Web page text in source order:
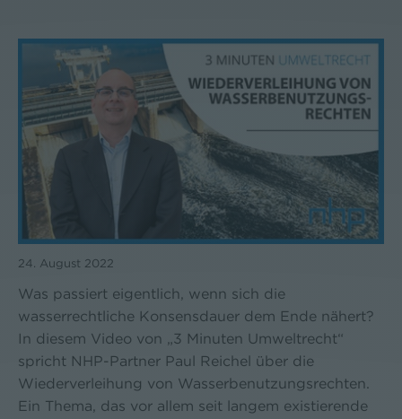
24. August 2022
Was passiert eigentlich, wenn sich die
wasserrechtliche Konsensdauer dem Ende nähert?
In diesem Video von „3 Minuten Umweltrecht“
spricht NHP-Partner Paul Reichel über die
Wiederverleihung von Wasserbenutzungsrechten.
Ein Thema, das vor allem seit langem existierende